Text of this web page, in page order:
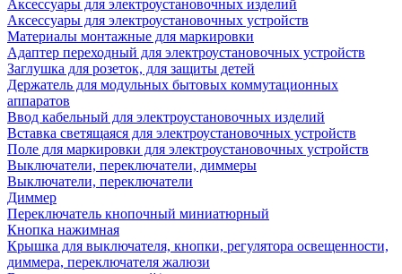
Аксессуары для электроустановочных изделий
Аксессуары для электроустановочных устройств
Материалы монтажные для маркировки
Адаптер переходный для электроустановочных устройств
Заглушка для розеток, для защиты детей
Держатель для модульных бытовых коммутационных
аппаратов
Ввод кабельный для электроустановочных изделий
Вставка светящаяся для электроустановочных устройств
Поле для маркировки для электроустановочных устройств
Выключатели, переключатели, диммеры
Выключатели, переключатели
Диммер
Переключатель кнопочный миниатюрный
Кнопка нажимная
Крышка для выключателя, кнопки, регулятора освещенности,
диммера, переключателя жалюзи